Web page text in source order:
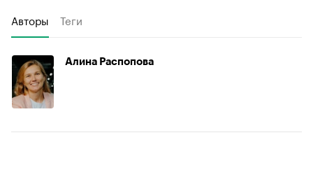
Авторы Теги
Алина Распопова